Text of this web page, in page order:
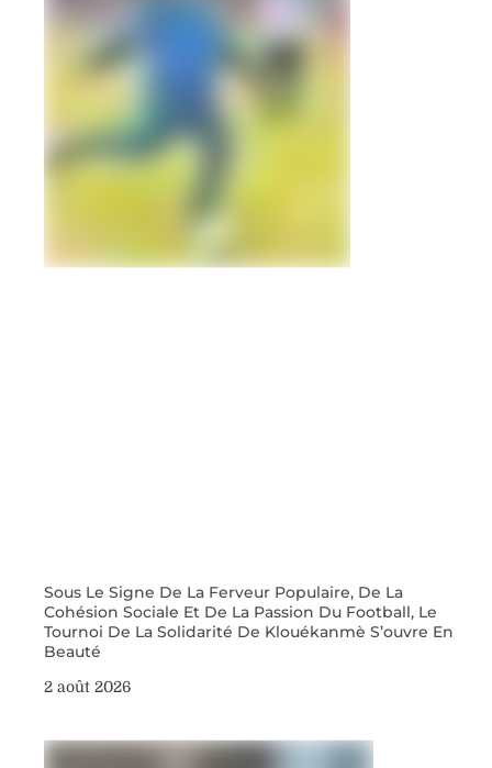
Sous Le Signe De La Ferveur Populaire, De La
Cohésion Sociale Et De La Passion Du Football, Le
Tournoi De La Solidarité De Klouékanmè S’ouvre En
Beauté
2 août 2026